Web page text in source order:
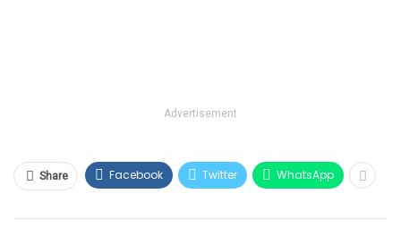
Advertisement
Share Facebook Twitter WhatsApp